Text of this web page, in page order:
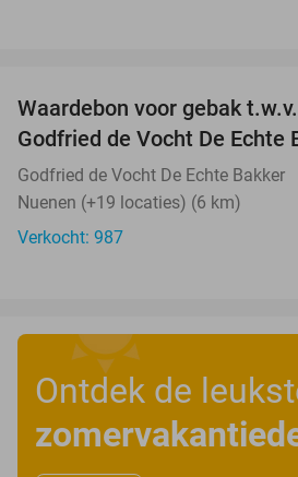
Waardebon voor gebak
Godfried de Vocht De Echte
Godfried de Vocht De Echte Bakker
Nuenen (+19 locaties) (6 km)
Verkocht: 987
Ontdek de